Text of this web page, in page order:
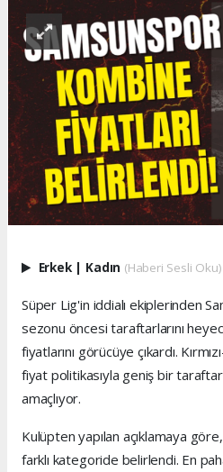
Erkek | Kadın (Haberi Sesli Oku)
Süper Lig'in iddialı ekiplerinden
sezonu öncesi taraftarlarını
fiyatlarını görücüye çıkardı.
fiyat politikasıyla geniş bir
amaçlıyor.
Kulüpten yapılan açıklamaya
farklı kategoride belirlendi. En